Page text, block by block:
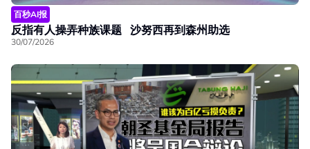
百秒AI报
反指有人操弄种族课题 沙努西再到森州助选
30/07/2026